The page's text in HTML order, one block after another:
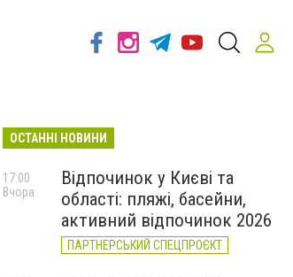
ОСТАННІ НОВИНИ
Відпочинок у Києві та
області: пляжі, басейни,
активний відпочинок 2026
ПАРТНЕРСЬКИЙ СПЕЦПРОЄКТ
17:00
Вчора